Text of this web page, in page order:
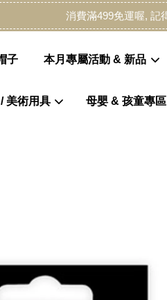
消費滿499免運喔, 記
子 本月專屬活動 & 新品
美術用具 母嬰 & 孩童專區